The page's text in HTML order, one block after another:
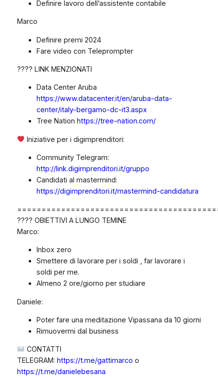
Definire lavoro dell’assistente contabile
Marco
Definire premi 2024
Fare video con Teleprompter
???? LINK MENZIONATI
Data Center Aruba
https://www.datacenter.it/en/aruba-data-
center/italy-bergamo-dc-it3.aspx
Tree Nation https://tree-nation.com/
Iniziative per i digimprenditori:
Community Telegram:
http://link.digimprenditori.it/gruppo
Candidati al mastermind:
https://digimprenditori.it/mastermind-candidatura
???? OBIETTIVI A LUNGO TEMINE
Marco:
Inbox zero
Smettere di lavorare per i soldi , far lavorare i
soldi per me.
Almeno 2 ore/giorno per studiare
Daniele:
Poter fare una meditazione Vipassana da 10 giorni
Rimuovermi dal business
CONTATTI
TELEGRAM: https://t.me/gattimarco o
https://t.me/danielebesana